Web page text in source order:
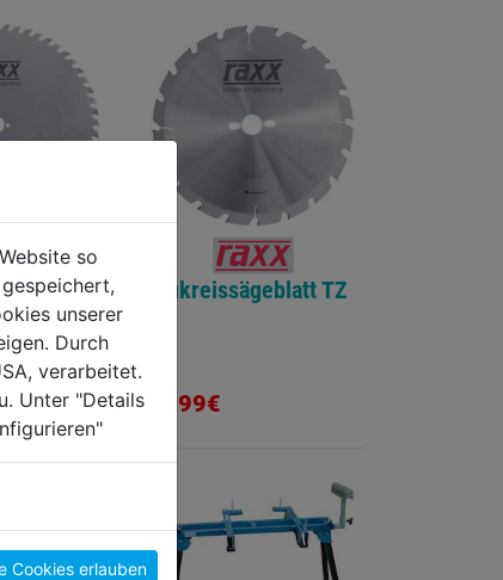
Z=56
Baukreissägeblatt TZ
55,99€
so
unserer
Durch
verarbeitet.
Unter "Details
Cookies erlauben